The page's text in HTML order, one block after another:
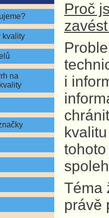
kvality
na
Proč
i
Téma
právě